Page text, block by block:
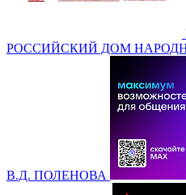
РОССИЙСКИЙ ДОМ
В.Д. ПОЛЕНОВА